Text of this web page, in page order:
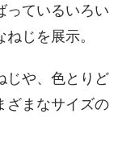
ているいろい
じを展示。
じや、色とりど
ざまなサイズの